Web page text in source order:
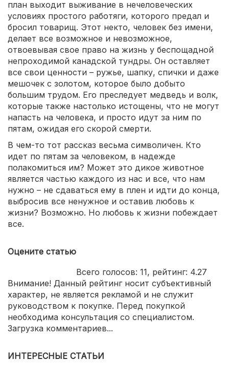
план выходит выживание в нечеловеческих
условиях простого работяги, которого предал и
бросил товарищ. Этот некто, человек без имени,
делает все возможное и невозможное,
отвоевывая свое право на жизнь у беспощадной
непроходимой канадской тундры. Он оставляет
все свои ценности – ружье, шапку, спички и даже
мешочек с золотом, которое было добыто
большим трудом. Его преследует медведь и волк,
которые также настолько истощены, что не могут
напасть на человека, и просто идут за ним по
пятам, ожидая его скорой смерти.
В чем-то тот рассказ весьма символичен. Кто
идет по пятам за человеком, в надежде
полакомиться им? Может это дикое животное
является частью каждого из нас и все, что нам
нужно – не сдаваться ему в плен и идти до конца,
выбросив все ненужное и оставив любовь к
жизни? Возможно. Но любовь к жизни побеждает
все.
Оцените статью
Всего голосов: 11, рейтинг: 4.27
Внимание! Данный рейтинг носит субъективный
характер, не является рекламой и не служит
руководством к покупке. Перед покупкой
необходима консультация со специалистом.
Загрузка комментариев...
ИНТЕРЕСНЫЕ СТАТЬИ